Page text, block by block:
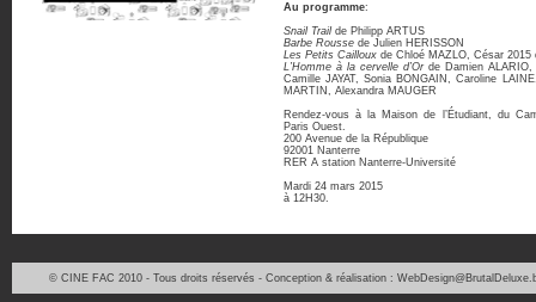
Au programme:
Snail Trail de Philipp ARTUS
Barbe Rousse de Julien HERISSON
Les Petits Cailloux de Chloé MAZLO, César 2015
L’Homme à la cervelle d’Orde Damien ALARIO,
Camille JAYAT, Sonia BONGAIN, Caroline
MARTIN, Alexandra MAUGER
Rendez-vous à la Maison de l’Étudiant, du
Paris Ouest.
200 Avenue de la République
92001 Nanterre
RER A station Nanterre-Université
Mardi 24 mars 2015
à 12H30.
© CINE FAC 2010 - Tous droits réservés - Conception & réalisation :